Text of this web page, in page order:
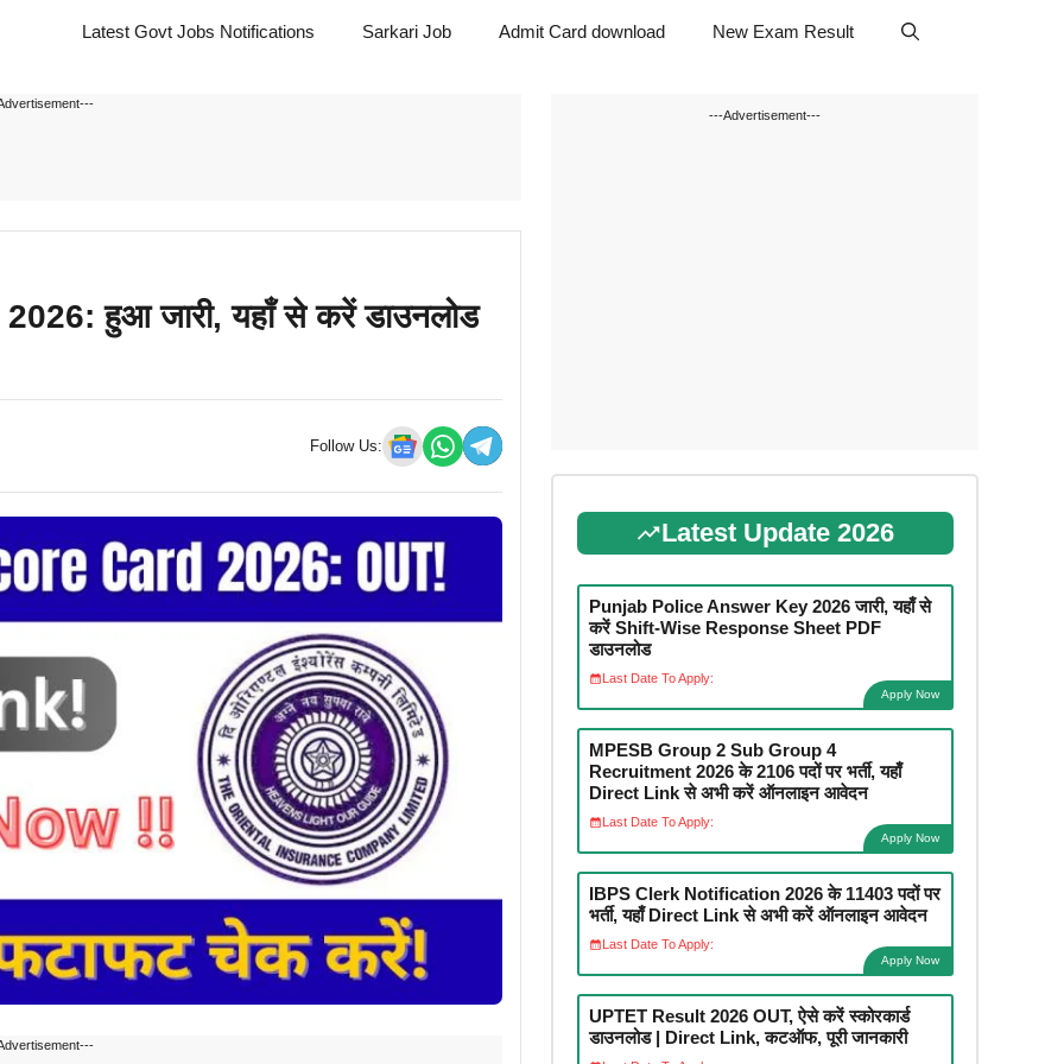
Latest Govt Jobs Notifications Sarkari Job Admit Card download New Exam Result
हुआ जारी, यहाँ से करें डाउनलोड
Follow Us:
---Advertisement---
Latest Update 2026
Punjab Police Answer Key 2026 जारी, यहाँ से
करें Shift-Wise Response Sheet PDF
डाउनलोड
Last Date To Apply:
Apply Now
MPESB Group 2 Sub Group 4
Recruitment 2026 के 2106 पदों पर भर्ती, यहाँ
Direct Link से अभी करें ऑनलाइन आवेदन
Last Date To Apply:
Apply Now
IBPS Clerk Notification 2026 के 11403 पदों पर
भर्ती, यहाँ Direct Link से अभी करें ऑनलाइन आवेदन
Last Date To Apply:
Apply Now
UPTET Result 2026 OUT, ऐसे करें स्कोरकार्ड
डाउनलोड | Direct Link, कटऑफ, पूरी जानकारी